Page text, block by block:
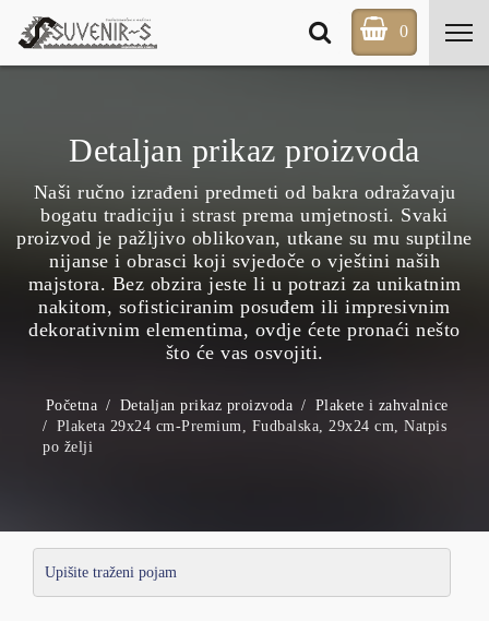
0
Detaljan prikaz proizvoda
Naši ručno izrađeni predmeti od bakra odražavaju
bogatu tradiciju i strast prema umjetnosti. Svaki
proizvod je pažljivo oblikovan, utkane su mu suptilne
nijanse i obrasci koji svjedoče o vještini naših
majstora. Bez obzira jeste li u potrazi za unikatnim
nakitom, sofisticiranim posuđem ili impresivnim
dekorativnim elementima, ovdje ćete pronaći nešto
što će vas osvojiti.
Početna Detaljan prikaz proizvoda
Plakete i zahvalnice
Plaketa 29x24 cm-Premium, Fudbalska, 29x24 cm, Natpis
po želji